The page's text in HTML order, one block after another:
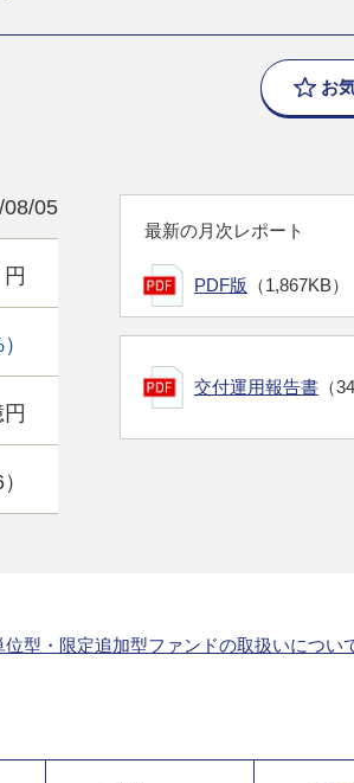
お
05
円
最新の月次レポート
PDF版 （1,867KB）
交付運用報告書 （
型・限定追加型ファンドの取扱いについ